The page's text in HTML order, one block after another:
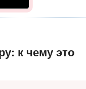
к чему это